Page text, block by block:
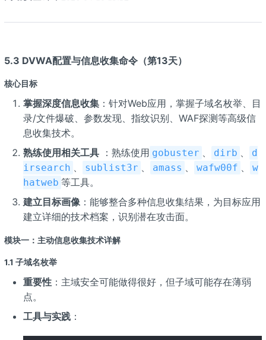
5.3 DVWA配置与信息收集命令（第13天）
核心目标
掌握深度信息收集：针对Web应用，掌握子域名枚举、目
录/文件爆破、参数发现、指纹识别、WAF探测等高级信
息收集技术。
熟练使用相关工具：熟练使用 gobuster 、 dirb 、
d
irsearch 、 sublist3r 、 amass 、 wafw00f 、
w
hatweb 等工具。
建立目标画像：能够整合多种信息收集结果，为目标应用
建立详细的技术档案，识别潜在攻击面。
模块一：主动信息收集技术详解
1.1 子域名枚举
重要性：主域安全可能做得很好，但子域可能存在薄弱
点。
工具与实践：